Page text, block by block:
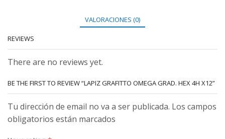
VALORACIONES (0)
REVIEWS
There are no reviews yet.
BE THE FIRST TO REVIEW “LAPIZ GRAFITTO OMEGA GRAD. HEX 4H X12”
Tu dirección de email no va a ser publicada. Los campos
obligatorios están marcados